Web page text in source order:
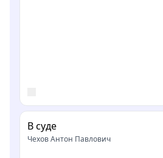
В суде
Чехов Антон Павлович